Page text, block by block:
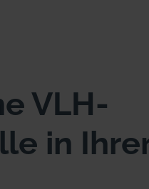
VLH-
in